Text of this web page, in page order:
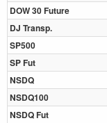
DOW 30 Future
DJ Transp.
SP500
SP Fut
NSDQ
NSDQ100
NSDQ Fut